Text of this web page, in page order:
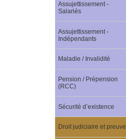
Assujettissement -
Salariés
Assujettissement -
Indépendants
Maladie / Invalidité
Pension / Prépension
(RCC)
Sécurité d’existence
Droit judiciaire et preuve